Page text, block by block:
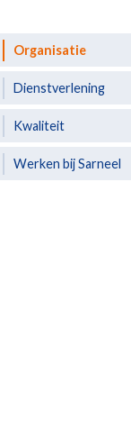
Organisatie
Dienstverlening
Kwaliteit
Werken bij Sarneel